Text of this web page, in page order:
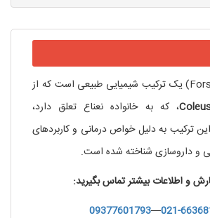
فورسکولین (Forskolin) یک ترکیب شیمیایی طبیعی است که از
، که به خانواده نعناع تعلق دارد،
ترکیب به دلیل خواص درمانی و کاربردهای
و داروسازی شناخته شده است.
و اطلاعات بیشتر تماس بگیرید:
021-
—
09377601793